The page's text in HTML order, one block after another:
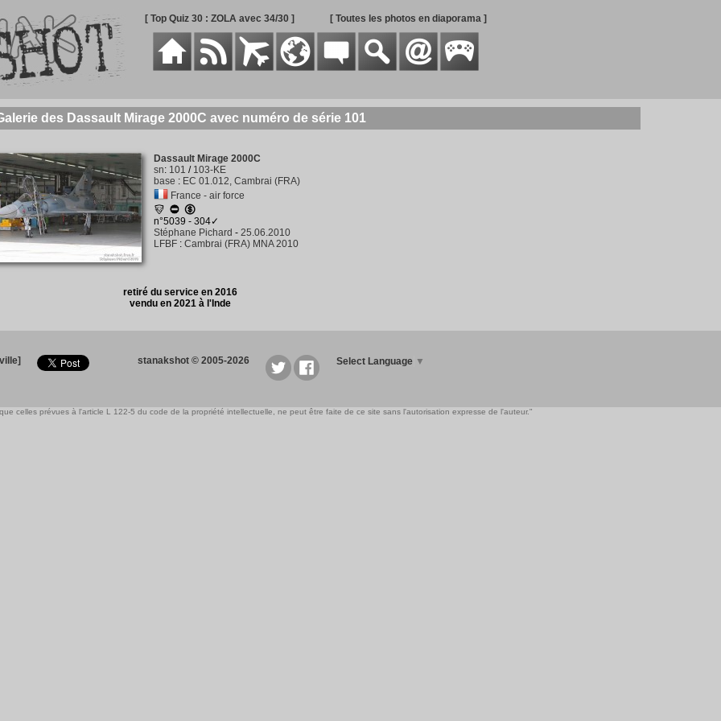
[ Top Quiz 30 : ZOLA avec 34/30 ] [ Toutes les photos en diaporama ]
des Dassault Mirage 2000C avec numéro de série 101
Dassault Mirage 2000C
sn: 101 / 103-KE
base : EC 01.012, Cambrai (FRA)
France - air force
n°5039 - 304✓
Stéphane Pichard - 25.06.2010
LFBF: Cambrai (FRA) MNA 2010
retiré du service en 2016
vendu en 2021 à l'Inde
stanakshot © 2005-2026 Select Language ▼
celles prévues à l'article L 122-5 du code de la propriété intellectuelle, ne peut être faite de ce site sans l'autorisation expresse de l'auteur."